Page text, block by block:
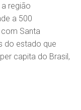
região
a 500
Santa
do estado que
capita do Brasil,